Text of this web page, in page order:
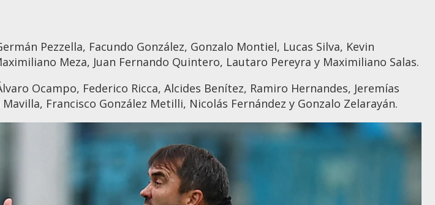
Pezzella, Facundo González, Gonzalo Montiel, Lucas Silva, Kevin
Meza, Juan Fernando Quintero, Lautaro Pereyra y Maximiliano Salas.
Ocampo, Federico Ricca, Alcides Benítez, Ramiro Hernandes, Jeremías
Mavilla, Francisco González Metilli, Nicolás Fernández y Gonzalo Zelarayán.